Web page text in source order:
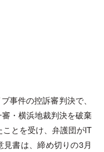
事件の控訴審判決で、
・横浜地裁判決を破棄
とを受け、弁護団がIT
書は、締め切りの3月